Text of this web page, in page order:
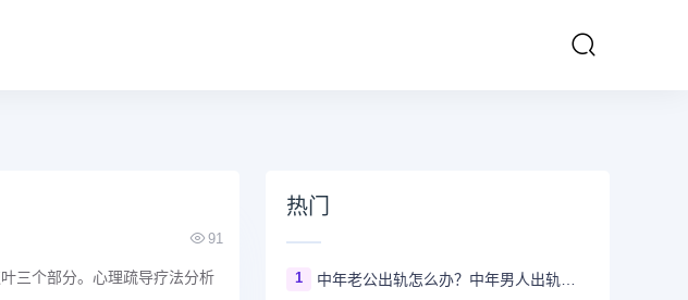
91
三个部分。心理疏导疗法分析
热门
1